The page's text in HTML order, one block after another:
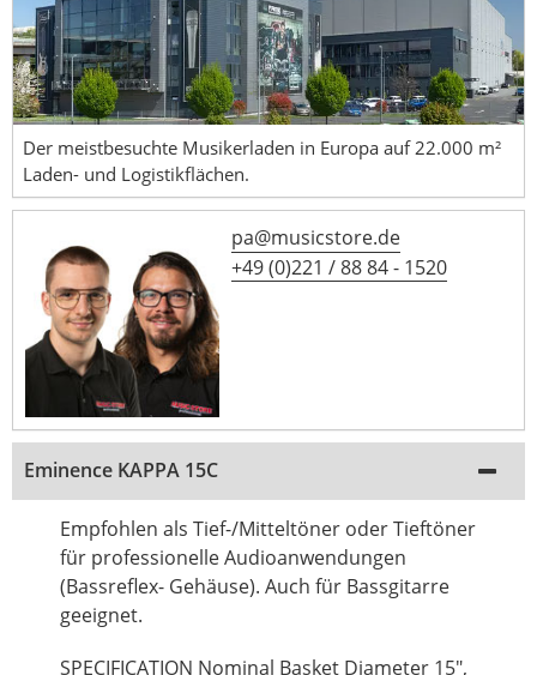
Der meistbesuchte Musikerladen in Europa auf 22.000 m²
Laden- und Logistikflächen.
pa@musicstore.de
+49 (0)221 / 88 84 - 1520
Eminence KAPPA 15C
Empfohlen als Tief-/Mitteltöner oder Tieftöner
für professionelle Audioanwendungen
(Bassreflex- Gehäuse). Auch für Bassgitarre
geeignet.
SPECIFICATION Nominal Basket Diameter 15",